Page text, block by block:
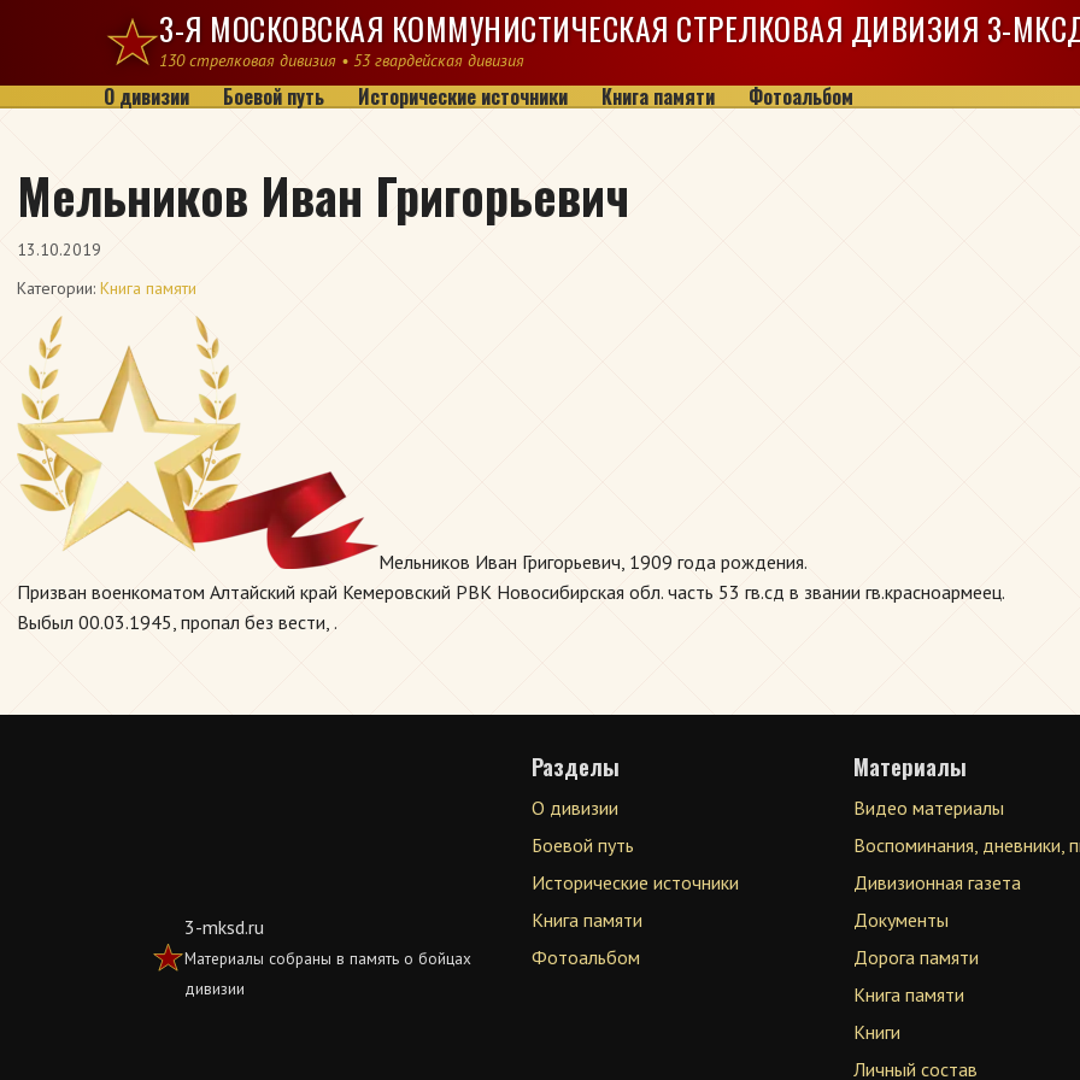
Перейти к содержимому3-Я МОСКОВСКАЯ КОММУНИСТИЧЕСКАЯ СТРЕЛКОВАЯ ДИВИЗИЯ 3-
130 стрелковая дивизия • 53 гвардейская дивизия
О дивизии Боевой путь Исторические источники Книга памяти Фотоальбом
Мельников Иван Григорьевич
13.10.2019
Категории: Книга памяти
Мельников Иван Григорьевич, 1909 года рождения.
Призван военкоматом Алтайский край Кемеровский РВК Новосибирская обл. часть 53 гв.сд в звании гв.красноармеец.
Выбыл 00.03.1945, пропал без вести, .
3-mksd.ru
Материалы собраны в память о бойцах
дивизии
Разделы
О дивизии
Боевой путь
Исторические источники
Книга памяти
Фотоальбом
Материалы
Видео материалы
Воспоминания, дневники,
Дивизионная газета
Документы
Дорога памяти
Книга памяти
Книги
Личный состав